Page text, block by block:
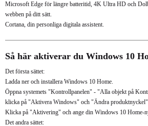
Microsoft Edge för längre batteritid, 4K Ultra HD och
webben på ditt sätt.
Cortana, din personliga digitala assistent.
Så här aktiverar du Windows 10
Det första sättet:
Ladda ner och installera Windows 10 Home.
Öppna systemets "Kontrollpanelen" - "Alla objekt på
klicka på "Aktivera Windows" och "Ändra
Klicka på "Aktivering" och ange din Windows 10 Home-
Det andra sättet: